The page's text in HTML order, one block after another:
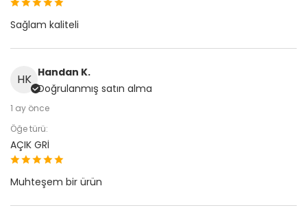
Sağlam kaliteli
HK Handan K.
Doğrulanmış satın alma
1 ay önce
Öğe türü:
AÇIK GRİ
Muhteşem bir ürün